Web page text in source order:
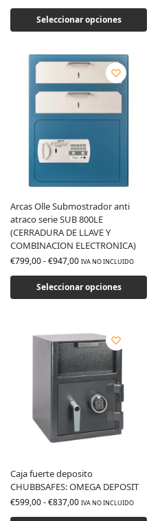
Seleccionar opciones
Arcas Olle Submostrador anti
atraco serie SUB 800LE
(CERRADURA DE LLAVE Y
COMBINACION ELECTRONICA)
€799,00-€947,00 IVA NO INCLUIDO
Seleccionar opciones
Caja fuerte deposito
CHUBBSAFES: OMEGA DEPOSIT
€599,00-€837,00 IVA NO INCLUIDO